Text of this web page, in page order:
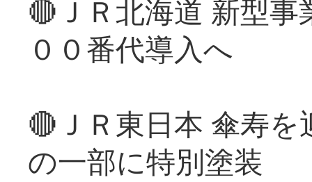
🔴ＪＲ北海道 新型
００番代導入へ
🔴ＪＲ東日本 傘寿
の一部に特別塗装